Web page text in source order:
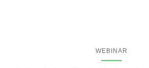
WEBINAR